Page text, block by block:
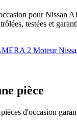
pour Nissan
testées et
2 Moteur
pièce
d'occasion